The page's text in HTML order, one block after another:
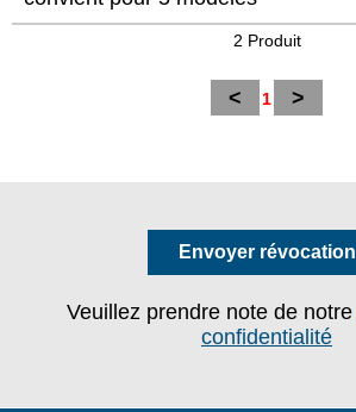
2 Produit
< 1 >
Envoyer révocation
Veuillez prendre note de notre
confidentialité